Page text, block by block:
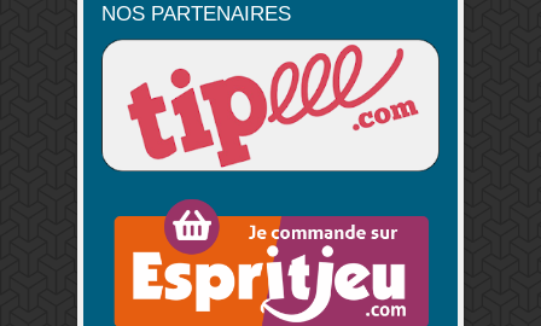
NOS PARTENAIRES